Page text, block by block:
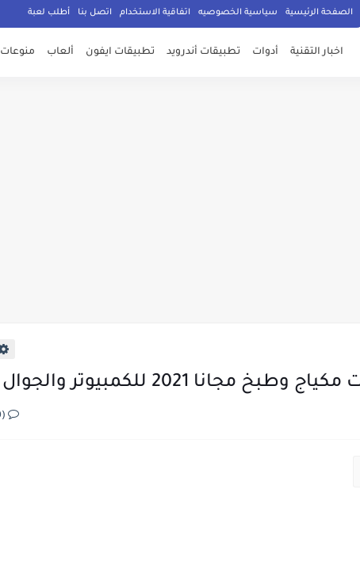
الصفحة الرئيسية سياسية الخصوصيه اتفاقية الاستخدام اتصل بنا أطلب لعبة
اخبار التقنية أدوات تطبيقات أندرويد تطبيقات ايفون ألعاب منوعات
2021 للكمبيوتر والجوال
(0)